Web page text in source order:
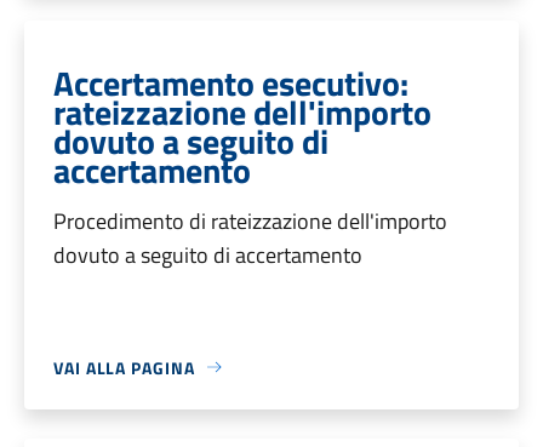
Accertamento esecutivo:
rateizzazione dell'importo
dovuto a seguito di
accertamento
Procedimento di rateizzazione dell'importo
dovuto a seguito di accertamento
VAI ALLA PAGINA